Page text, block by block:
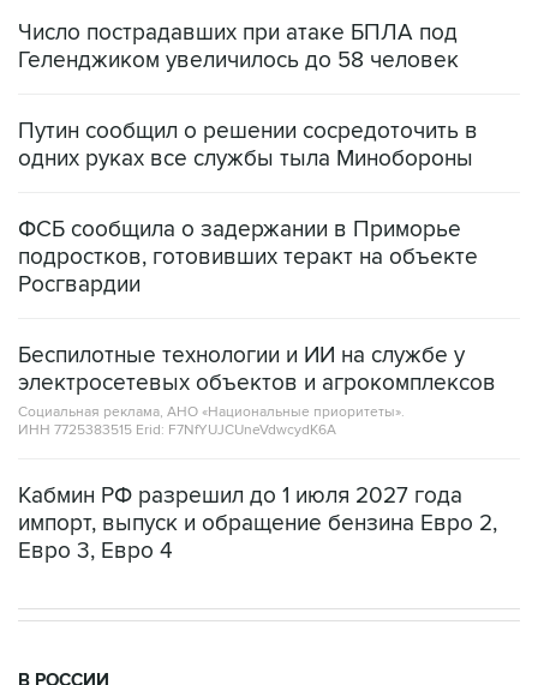
Число пострадавших при атаке БПЛА под
Геленджиком увеличилось до 58 человек
Путин сообщил о решении сосредоточить в
одних руках все службы тыла Минобороны
ФСБ сообщила о задержании в Приморье
подростков, готовивших теракт на объекте
Росгвардии
Беспилотные технологии и ИИ на службе у
электросетевых объектов и агрокомплексов
Социальная реклама, АНО «Национальные приоритеты».
ИНН 7725383515 Erid: F7NfYUJCUneVdwcydK6A
Кабмин РФ разрешил до 1 июля 2027 года
импорт, выпуск и обращение бензина Евро 2,
Евро 3, Евро 4